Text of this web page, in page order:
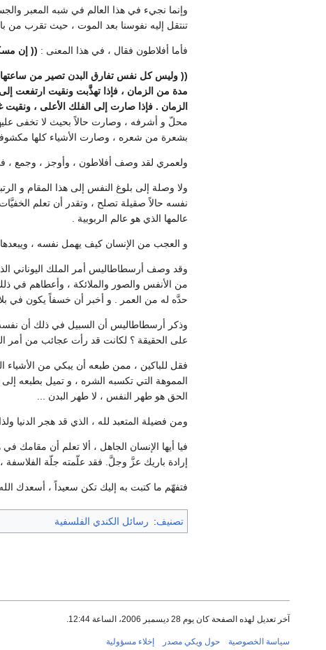
وإنما نجيء في هذا العالم في شبه المعبر
تنتقل إليه نفوسنا بعد الموت ، حيث تقرب من
فأما أفلاطون فقال ، في هذا المعنى : (( إن
(( وليس كل نفس تفارق البدن تصير من ساعتها
مدة من الزمان ، فإذا تهذَّبت ونقيت ارتفعت
الزمان . فإذا صارت إلى الفلك الأعلى ، ونقيت
محلّ و أشرفه ، وصارت حالاً بحيث لا تخفى عليها
بشعرة من شعره ، وصارت الأشياء كلها مكشوفة
ولعمري لقد وصف أفلاطون ، وأوجز ، وجمع ، في
ولا وصلة إلى بلوغ النفس إلى هذا المقام و
نفسه حالاً صقيلة تصلح ، وتقدر أن تعلم
عالمها الذي هو عالم الربوبية .
و العجب من الإنسان كيف يهمل نفسه ، ويبعدها
وقد وصف أرسطاطاليس أمر الملك اليوناني
من الأنفس والصور والملائكة ، وأعطاهم في
حدَّه له من العمر . و أخبر أن خسفاً يكون في
وذكر أرسطاطاليس أن السبيل في ذلك أن نفسه
على الحقيقة ؟ لكانت قد رأت عجائب من أمر
فقل للباكين ، ممن طبعه أن يبكي من الأشياء
المموهة التي تكسبه الشره ، و تميل بطبعه
الحق هو طهر النفس ، لا طهر البدن ...
ومن فضيلة المتعبد لله ، الذي قد هجر الدنيا
فيا أيها الإنسان الجاهل ، ألا تعلم أن مقامك
إرادة باريك عزَّ وجلَّ. فقد علّمته جلّة
فتفهّم ما كتبت به إليك تكن سعيداً ، أسعدك
تصنيف: رسائل الكندي الفلسفية
آخر تعديل لهذه الصفحة كان يوم 28 ديسمبر 2006، الساعة 12:44.
سياسة الخصوصية حول ويكي مصدر إخلاء مسؤولية